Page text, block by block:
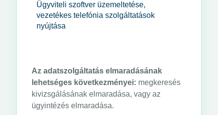
Ügyviteli szoftver üzemeltetése,
vezetékes telefónia szolgáltatások
nyújtása
Az adatszolgáltatás elmaradásának
lehetséges következményei: megkeresés
kivizsgálásának elmaradása, vagy az
ügyintézés elmaradása.